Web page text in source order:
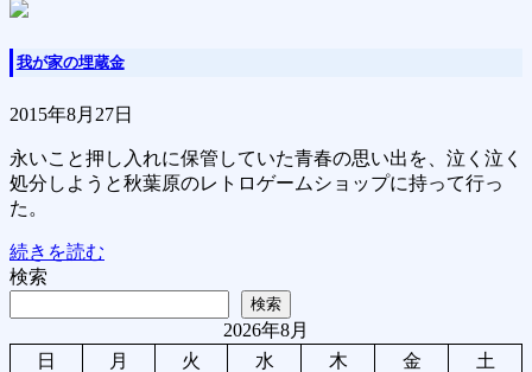
我が家の埋蔵金
2015年8月27日
永いこと押し入れに保管していた青春の思い出を、泣く泣く
処分しようと秋葉原のレトロゲームショップに持って行っ
た。
続きを読む
検索
検索
2026年8月
日
月 火 水 木 金
土